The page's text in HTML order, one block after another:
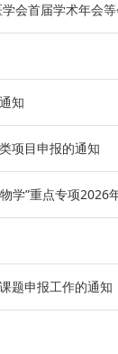
会首届学术年会
知
项目申报的通知
学”重点专项2026
题申报工作的通知